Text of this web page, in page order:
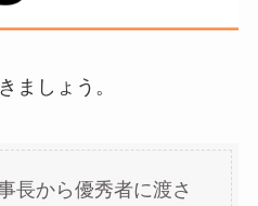
ましょう。
長から優秀者に渡さ